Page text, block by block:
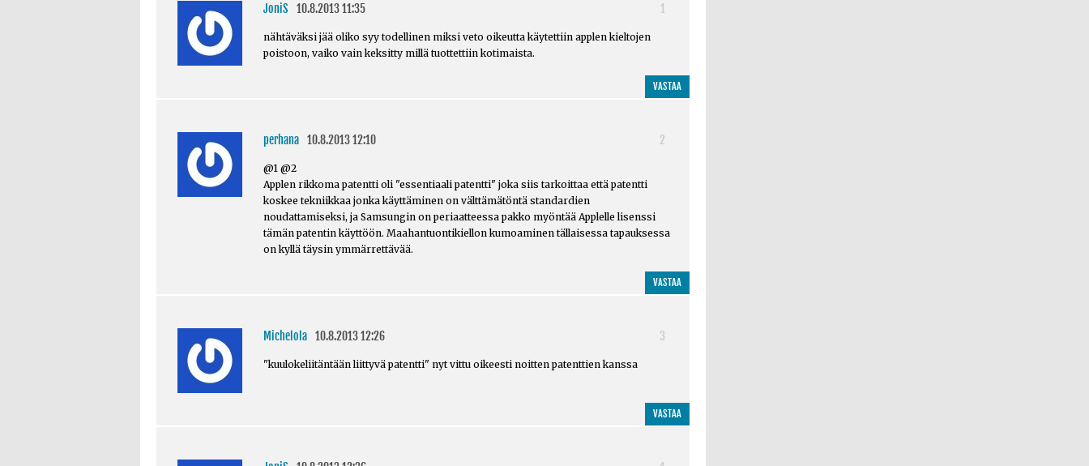
JoniS 10.8.2013 11:35 1
nähtäväksi jää oliko syy todellinen miksi veto oikeutta käytettiin applen kieltojen
poistoon, vaiko vain keksitty millä tuottettiin kotimaista.
VASTAA
perhana 10.8.2013 12:10 2
@1 @2
Applen rikkoma patentti oli "essentiaali patentti" joka siis tarkoittaa että patentti
koskee tekniikkaa jonka käyttäminen on välttämätöntä standardien
noudattamiseksi, ja Samsungin on periaatteessa pakko myöntää Applelle lisenssi
tämän patentin käyttöön. Maahantuontikiellon kumoaminen tällaisessa tapauksessa
on kyllä täysin ymmärrettävää.
VASTAA
Michelola 10.8.2013 12:26 3
"kuulokeliitäntään liittyvä patentti" nyt vittu oikeesti noitten patenttien kanssa
VASTAA